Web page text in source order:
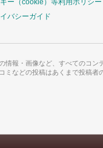
ー（cookie）等利用ポリシー
バシーガイド
情報・画像など、すべてのコン
ミなどの投稿はあくまで投稿者